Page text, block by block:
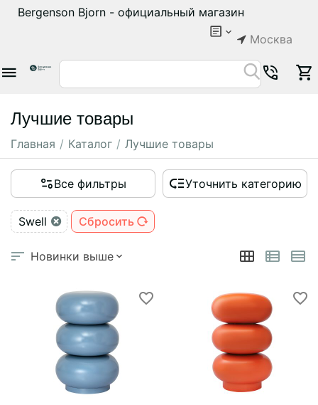
Bergenson Bjorn - официальный магазин
Москва
Лучшие товары
Главная / Каталог / Лучшие товары
Все фильтры Уточнить категорию
Swell Сбросить
Новинки выше